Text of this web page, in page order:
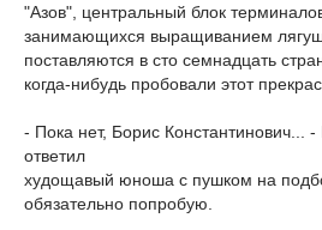
"Азов", центральный блок
занимающихся выращиванием
поставляются в сто семнадцать
когда-нибудь пробовали этот
- Пока нет, Борис Константинович...
ответил
худощавый юноша с пушком на
обязательно попробую.